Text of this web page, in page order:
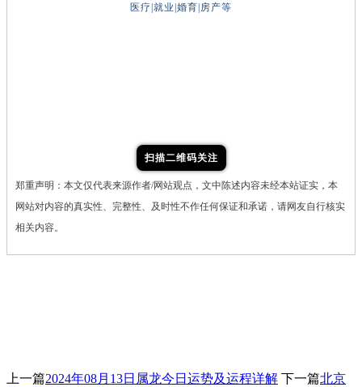
医疗|就业|婚育|房产等
扫描二维码关注
郑重声明：本文仅代表来源作者/网站观点，文中陈述内容未经本站证实，本
网站对内容的真实性、完整性、及时性不作任何保证和承诺，请网友自行核实
相关内容。
上一篇2024年08月13日属龙今日运势及运程详解 下一篇北京